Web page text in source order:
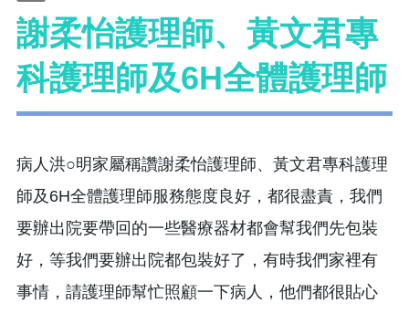
謝柔怡護理師、黃文君專
科護理師及6H全體護理師
病人洪○明家屬稱讚謝柔怡護理師、黃文君專科護理
師及6H全體護理師服務態度良好，都很盡責，我們
要辦出院要帶回的一些醫療器材都會幫我們先包裝
好，等我們要辦出院都包裝好了，有時我們家裡有
事情，請護理師幫忙照顧一下病人，他們都很貼心